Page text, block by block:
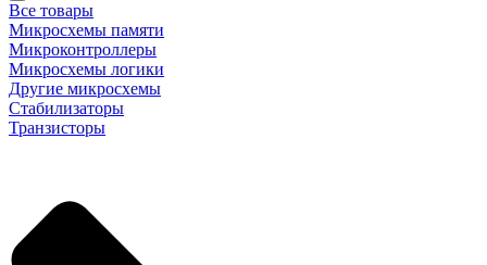
Все товары
Микросхемы памяти
Микроконтроллеры
Микросхемы логики
Другие микросхемы
Стабилизаторы
Транзисторы